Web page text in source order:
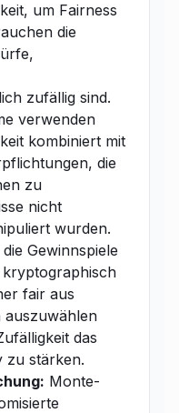
um Fairness
die
zufällig sind.
verwenden
kombiniert mit
die
zu
nicht
wurden.
Gewinnspiele
fair aus
auszuwählen
das
zu stärken.
Monte-